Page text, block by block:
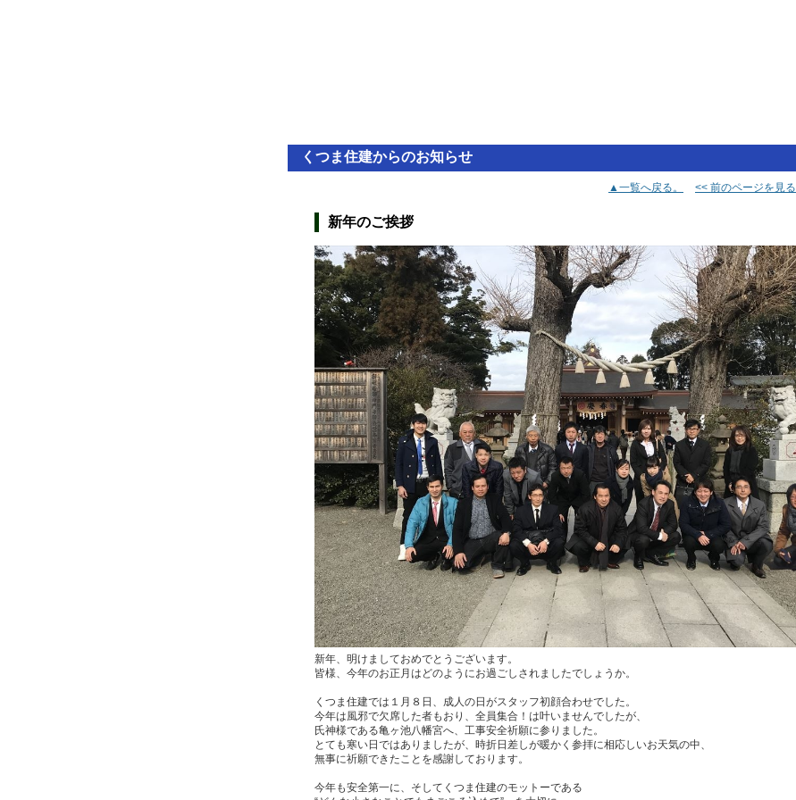
くつま住建からのお知らせ
▲一覧へ戻る。 << 前のページを見る
新年のご挨拶
新年、明けましておめでとうございます。
皆様、今年のお正月はどのようにお過ごしされましたでしょうか。
くつま住建では１月８日、成人の日がスタッフ初顔合わせでした。
今年は風邪で欠席した者もおり、全員集合！は叶いませんでしたが、
氏神様である亀ヶ池八幡宮へ、工事安全祈願に参りました。
とても寒い日ではありましたが、時折日差しが暖かく参拝に相応しいお天気の中、
無事に祈願できたことを感謝しております。
今年も安全第一に、そしてくつま住建のモットーである